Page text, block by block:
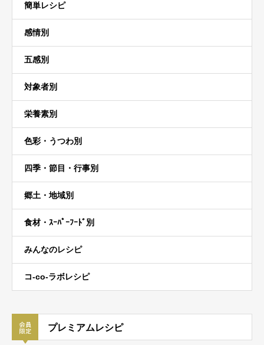
簡単レシピ
感情別
五感別
対象者別
栄養素別
色彩・うつわ別
四季・節目・行事別
郷土・地域別
食材・ｽｰﾊﾟｰﾌｰﾄﾞ別
みんなのレシピ
コ-co-ラボレシピ
プレミアムレシピ